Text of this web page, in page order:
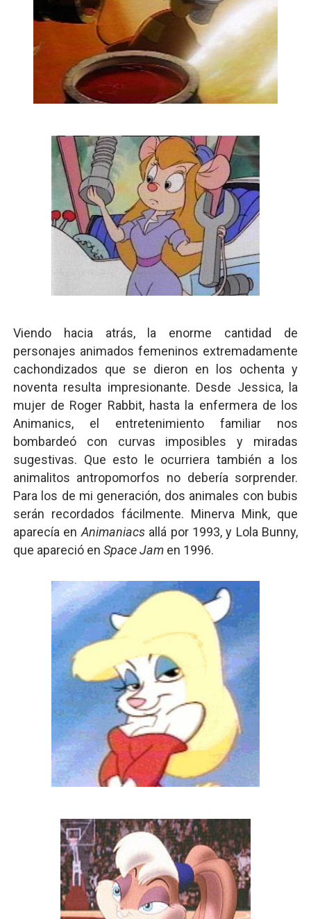
Viendo hacia atrás, la enorme cantidad de
personajes animados femeninos extremadamente
cachondizados que se dieron en los ochenta y
noventa resulta impresionante. Desde Jessica, la
mujer de Roger Rabbit, hasta la enfermera de los
Animanics, el entretenimiento familiar nos
bombardeó con curvas imposibles y miradas
sugestivas. Que esto le ocurriera también a los
animalitos antropomorfos no debería sorprender.
Para los de mi generación, dos animales con bubis
serán recordados fácilmente. Minerva Mink, que
aparecía en Animaniacs allá por 1993, y Lola Bunny,
que apareció en Space Jamen 1996.